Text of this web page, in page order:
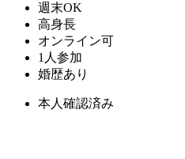
週末OK
高身長
オンライン可
1人参加
婚歴あり
本人確認済み